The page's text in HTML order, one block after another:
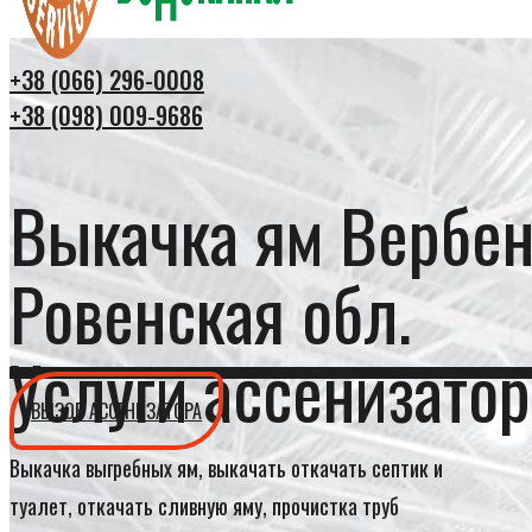
+38 (066) 296-0008
+38 (098) 009-9686
Выкачка ям
Ровенская обл.
Услуги
ВЫЗОВ АССЕНИЗАТОРА
Выкачка выгребных ям, выкачать откачать септик и
туалет, откачать сливную яму, прочистка труб